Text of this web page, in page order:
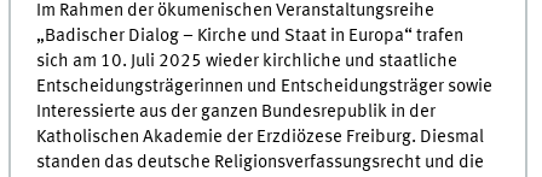
Im Rahmen der ökumenischen Veranstaltungsreihe
„Badischer Dialog – Kirche und Staat in Europa“ trafen
sich am 10. Juli 2025 wieder kirchliche und staatliche
Entscheidungsträgerinnen und Entscheidungsträger sowie
Interessierte aus der ganzen Bundesrepublik in der
Katholischen Akademie der Erzdiözese Freiburg. Diesmal
standen das deutsche Religionsverfassungsrecht und die